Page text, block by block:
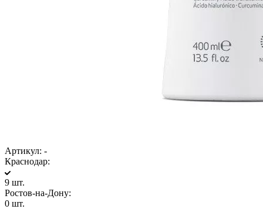
Артикул: -
Краснодар:
9 шт.
Ростов-на-Дону:
0 шт.